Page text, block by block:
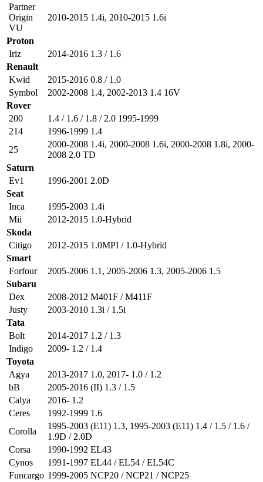
Partner
Origin
VU
2010-2015 1.4i, 2010-2015 1.6i
Proton
Iriz
2014-2016 1.3 / 1.6
Renault
Kwid
2015-2016 0.8 / 1.0
Symbol
2002-2008 1.4, 2002-2013 1.4 16V
Rover
200
1.4 / 1.6 / 1.8 / 2.0 1995-1999
214
1996-1999 1.4
25
2000-2008 1.4i, 2000-2008 1.6i, 2000-2008 1.8i, 2000-
2008 2.0 TD
Saturn
Ev1
1996-2001 2.0D
Seat
Inca
1995-2003 1.4i
Mii
2012-2015 1.0-Hybrid
Skoda
Citigo
2012-2015 1.0MPI / 1.0-Hybrid
Smart
Forfour
2005-2006 1.1 , 2005-2006 1.3, 2005-2006 1.5
Subaru
Dex
2008-2012 M401F / M411F
Justy
2003-2010 1.3i / 1.5i
Tata
Bolt
2014-2017 1.2 / 1.3
Indigo
2009- 1.2 / 1.4
Toyota
Agya
2013-2017 1.0, 2017- 1.0 / 1.2
bB
2005-2016 (II) 1.3 / 1.5
Calya
2016- 1.2
Ceres
1992-1999 1.6
Corolla
1995-2003 (E11) 1.3, 1995-2003 (E11) 1.4 / 1.5 / 1.6 /
1.9D / 2.0D
Corsa
1990-1992 EL43
Cynos
1991-1997 EL44 / EL54 / EL54C
Funcargo 1999-2005 NCP20 / NCP21 / NCP25